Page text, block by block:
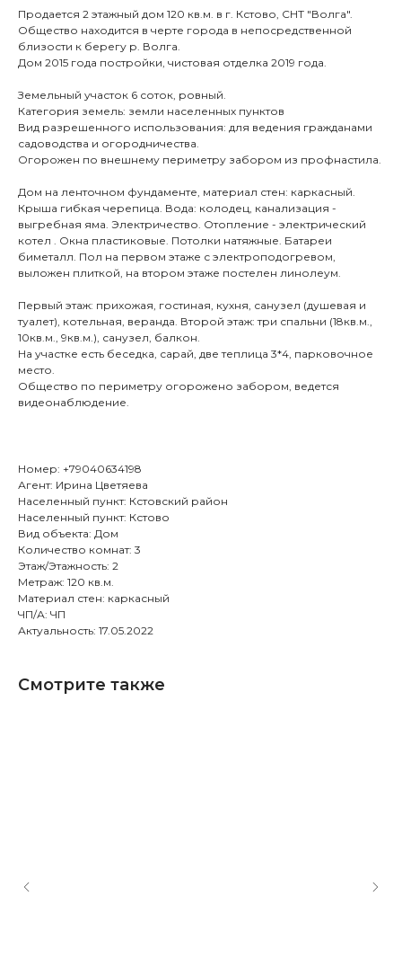
Продается 2 этажный дом 120 кв.м. в г. Кстово, СНТ "Волга".
Общество находится в черте города в непосредственной
близости к берегу р. Волга.
Дом 2015 года постройки, чистовая отделка 2019 года.
Земельный участок 6 соток, ровный.
Категория земель: земли населенных пунктов
Вид разрешенного использования: для ведения гражданами
садоводства и огородничества.
Огорожен по внешнему периметру забором из профнастила.
Дом на ленточном фундаменте, материал стен: каркасный.
Крыша гибкая черепица. Вода: колодец, канализация -
выгребная яма. Электричество. Отопление - электрический
котел . Окна пластиковые. Потолки натяжные. Батареи
биметалл. Пол на первом этаже с электроподогревом,
выложен плиткой, на втором этаже постелен линолеум.
Первый этаж: прихожая, гостиная, кухня, санузел (душевая и
туалет), котельная, веранда. Второй этаж: три спальни (18кв.м.,
10кв.м., 9кв.м.), санузел, балкон.
На участке есть беседка, сарай, две теплица 3*4, парковочное
место.
Общество по периметру огорожено забором, ведется
видеонаблюдение.
Номер: +79040634198
Агент: Ирина Цветяева
Населенный пункт: Кстовский район
Населенный пункт: Кстово
Вид объекта: Дом
Количество комнат: 3
Этаж/Этажность: 2
Метраж: 120 кв.м.
Материал стен: каркасный
ЧП/А: ЧП
Актуальность: 17.05.2022
Смотрите также